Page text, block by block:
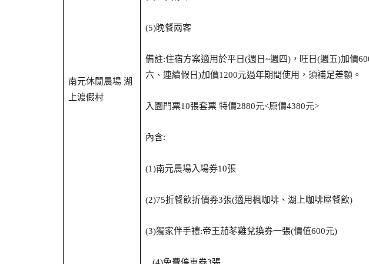
南元休閒農場 湖
上渡假村
(5)晚餐兩客
備註:住宿方案適用於平日(週日~週四)，旺日(週五)加價
六、連續假日)加價1200元過年期間使用，須補足差額。
入園門票10張套票 特價2880元<原價4380元>
內含:
(1)南元農場入場券10張
(2)75折餐飲折價券3張(適用楓咖啡、湖上咖啡屋餐飲)
(3)獨家伴手禮:帝王茄苳雞兌換券一張(價值600元)
免費停車券 張